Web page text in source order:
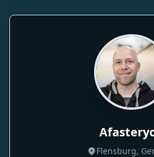
Flensburg,